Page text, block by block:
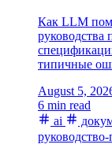
Как LLM
руководства
типичные
August 5,
6 min read
ai
руководство-